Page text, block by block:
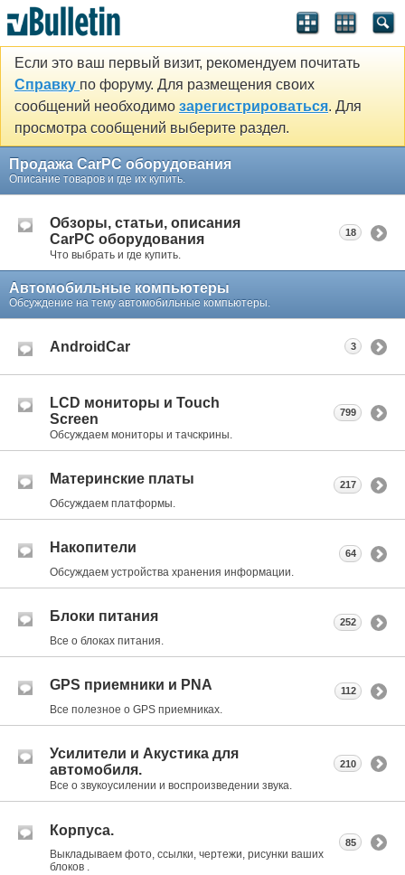
Если это ваш первый визит, рекомендуем почитать
Справку по форуму. Для размещения своих
сообщений необходимо зарегистрироваться. Для
просмотра сообщений выберите раздел.
Продажа CarPC оборудования
Описание товаров и где их купить.
Обзоры, статьи, описания
CarPC оборудования
Что выбрать и где купить.
18
Автомобильные компьютеры
Обсуждение на тему автомобильные компьютеры.
AndroidCar 3
LCD мониторы и Touch
Screen
Обсуждаем мониторы и тачскрины.
799
Материнские платы
Обсуждаем платформы.
217
Накопители
Обсуждаем устройства хранения информации.
64
Блоки питания
Все о блоках питания.
252
GPS приемники и PNA
Все полезное о GPS приемниках.
112
Усилители и Акустика для
автомобиля.
Все о звукоусилении и воспроизведении звука.
210
Корпуса.
Выкладываем фото, ссылки, чертежи, рисунки ваших
блоков .
85